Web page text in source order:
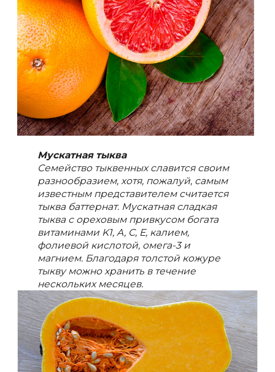
Мускатная тыква
Семейство тыквенных славится своим
разнообразием, хотя, пожалуй, самым
известным представителем считается
тыква баттернат. Мускатная сладкая
тыква с ореховым привкусом богата
витаминами K1, A, C, E, калием,
фолиевой кислотой, омега-3 и
магнием. Благодаря толстой кожуре
тыкву можно хранить в течение
нескольких месяцев.